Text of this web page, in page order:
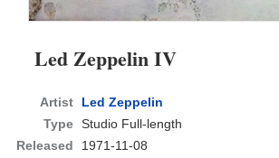
Led Zeppelin IV
Artist
Led Zeppelin
Type Studio Full-length
Released
1971-11-08